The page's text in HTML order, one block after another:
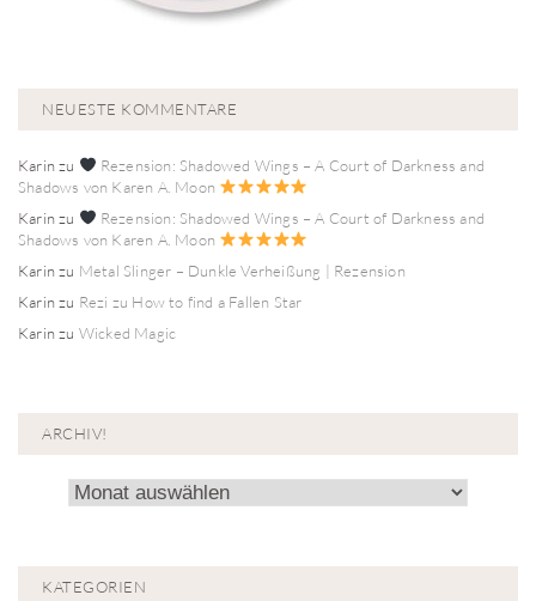
NEUESTE KOMMENTARE
Karinzu
Rezension: Shadowed Wings – A Court of Darkness and
Shadows von Karen A. Moon
Karinzu
Rezension: Shadowed Wings – A Court of Darkness and
Shadows von Karen A. Moon
Karinzu Metal Slinger – Dunkle Verheißung | Rezension
Karinzu Rezi zu How to find a Fallen Star
Karinzu Wicked Magic
ARCHIV!
Archiv!
KATEGORIEN